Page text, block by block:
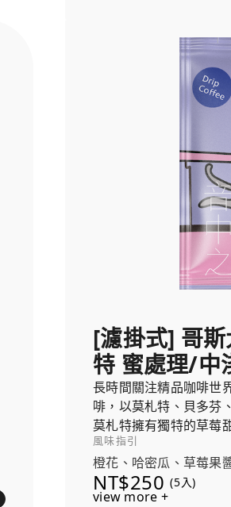
[濾掛式] 哥
特 蜜處理/中
長時間關注精品咖啡世
啡，以莫札特、貝多芬
莫札特擁有獨特的草莓
的發酵葡萄風味，就像
風味指引
橙花、哈密瓜、草莓果
NT$250 (5入)
view more +